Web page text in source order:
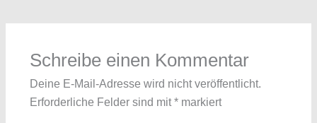
Schreibe einen Kommentar
Deine E-Mail-Adresse wird nicht veröffentlicht.
Erforderliche Felder sind mit*markiert